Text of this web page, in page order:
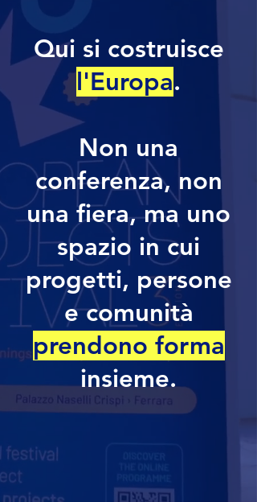
Qui si costruisce
l'Europa.
Non una
conferenza, non
una fiera, ma uno
spazio in cui
progetti, persone
e comunità
prendono forma
insieme.